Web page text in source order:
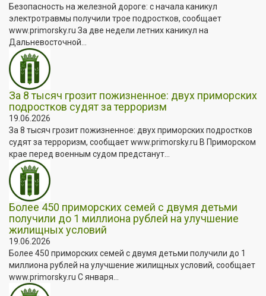
Безопасность на железной дороге: с начала каникул
электротравмы получили трое подростков, сообщает
www.primorsky.ru За две недели летних каникул на
Дальневосточной...
За 8 тысяч грозит пожизненное: двух приморских
подростков судят за терроризм
19.06.2026
За 8 тысяч грозит пожизненное: двух приморских подростков
судят за терроризм, сообщает www.primorsky.ru В Приморском
крае перед военным судом предстанут...
Более 450 приморских семей с двумя детьми
получили до 1 миллиона рублей на улучшение
жилищных условий
19.06.2026
Более 450 приморских семей с двумя детьми получили до 1
миллиона рублей на улучшение жилищных условий, сообщает
www.primorsky.ru С января...